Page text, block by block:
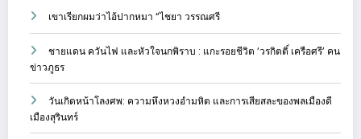
เขาเรียกผมว่าไอ้ปากหมา “ไชยา วรรณศรี
ชายแดน ควันไฟ และหัวใจนกพิราบ : แกะรอยชีวิต ‘วรกิตติ์ เครือศรี’ คน
ข่าวภูธร
วันเกิดหน้าโลงศพ: ความหึงหวงอำมหิต และการเสียสละของพลเมืองดี
เมืองสุรินทร์